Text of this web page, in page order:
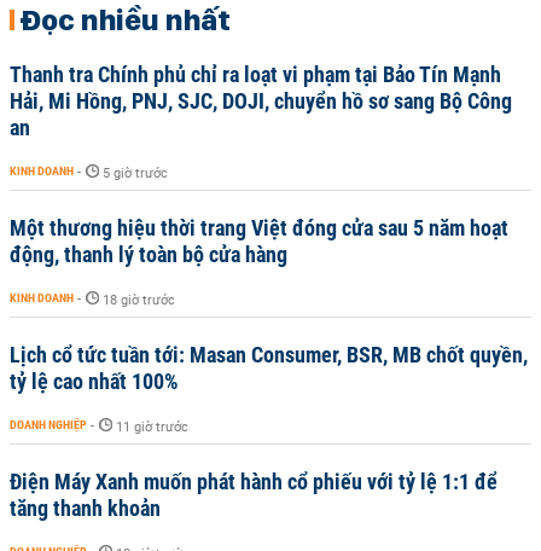
Đọc nhiều nhất
Thanh tra Chính phủ chỉ ra loạt vi phạm tại Bảo Tín Mạnh
Hải, Mi Hồng, PNJ, SJC, DOJI, chuyển hồ sơ sang Bộ Công
an
KINH DOANH - 5 giờ trước
Một thương hiệu thời trang Việt đóng cửa sau 5 năm hoạt
động, thanh lý toàn bộ cửa hàng
KINH DOANH - 18 giờ trước
Lịch cổ tức tuần tới: Masan Consumer, BSR, MB chốt quyền,
tỷ lệ cao nhất 100%
DOANH NGHIỆP - 11 giờ trước
Điện Máy Xanh muốn phát hành cổ phiếu với tỷ lệ 1:1 để
tăng thanh khoản